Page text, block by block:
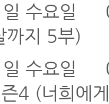
수요일
까지 5부)
수요일
4 (너희에